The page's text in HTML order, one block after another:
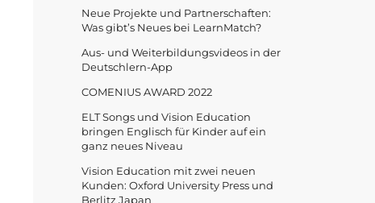
Neue Projekte und Partnerschaften:
Was gibt’s Neues bei LearnMatch?
Aus- und Weiterbildungsvideos in der
Deutschlern-App
COMENIUS AWARD 2022
ELT Songs und Vision Education
bringen Englisch für Kinder auf ein
ganz neues Niveau
Vision Education mit zwei neuen
Kunden: Oxford University Press und
Berlitz Japan